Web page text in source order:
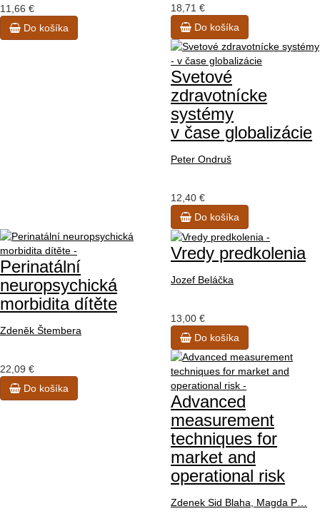
11,66 €
Do košíka
18,71 €
Do košíka
Svetové
zdravotnícke
systémy
v čase globalizácie
Peter Ondruš
12,40 €
Do košíka
Perinatální
neuropsychická
morbidita dítěte
Zdeněk Štembera
22,09 €
Do košíka
Vredy predkolenia
Jozef Beláčka
13,00 €
Do košíka
Advanced
measurement
techniques for
market and
operational risk
Zdenek Sid Blaha, Magda P…